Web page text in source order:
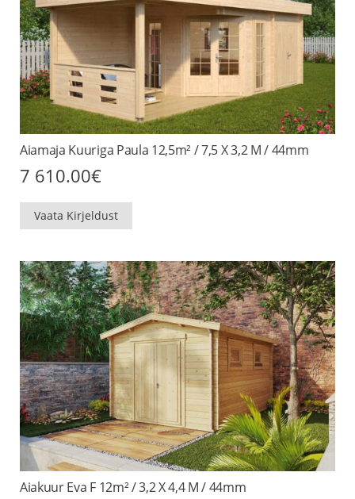
Aiamaja Kuuriga Paula 12,5m² / 7,5 X 3,2 M / 44mm
7 610.00€
Vaata Kirjeldust
Aiakuur Eva F 12m² / 3,2 X 4,4 M / 44mm